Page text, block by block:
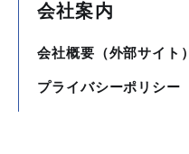
会社案内
会社概要（外部サイト）
プライバシーポリシー